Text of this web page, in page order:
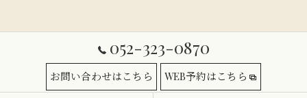
052-323-0870
お問い合わせはこちら WEB予約はこちら